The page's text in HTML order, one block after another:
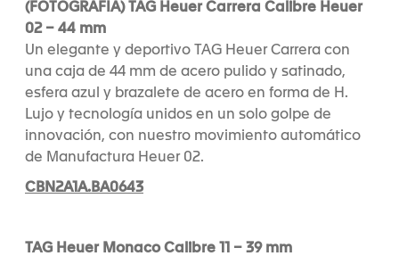
(FOTOGRAFÍA) TAG Heuer Carrera Calibre Heuer
02 – 44 mm
Un elegante y deportivo TAG Heuer Carrera con
una caja de 44 mm de acero pulido y satinado,
esfera azul y brazalete de acero en forma de H.
Lujo y tecnología unidos en un solo golpe de
innovación, con nuestro movimiento automático
de Manufactura Heuer 02.
CBN2A1A.BA0643
TAG Heuer Monaco Calibre 11 – 39 mm